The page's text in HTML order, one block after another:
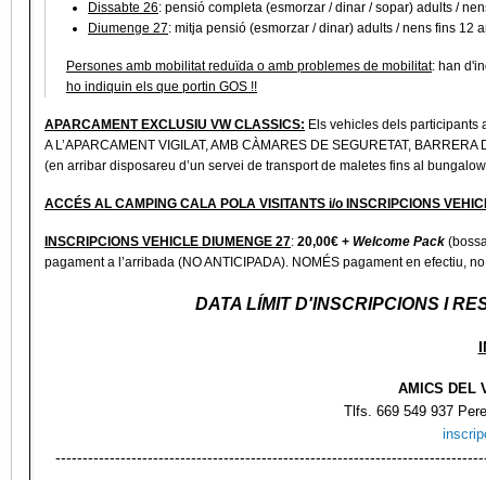
Dissabte 26: pensió completa (esmorzar / dinar / sopar) adults /
Diumenge 27: mitja pensió (esmorzar / dinar) adults / nens fins 12
Persones amb mobilitat reduïda o amb problemes de mobilitat: han
ho indiquin els que portin GOS !!
APARCAMENT EXCLUSIU VW CLASSICS: Els vehicles dels participants
A L’APARCAMENT VIGILAT, AMB CÀMARES DE SEGURETAT,
(en arribar disposareu d’un servei de transport de maletes fins al
ACCÉS AL CAMPING CALA POLA VISITANTS i/o INSCRIPCIONS
INSCRIPCIONS VEHICLE DIUMENGE 27: 20,00€ + Welcome Pack
pagament a l’arribada (NO ANTICIPADA). NOMÉS pagament en efectiu,
DATA LÍMIT D'INSCRIPCIONS I
AMICS DEL
Tlfs. 669 549 937